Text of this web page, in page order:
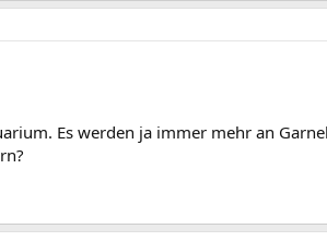
Es werden ja immer mehr an